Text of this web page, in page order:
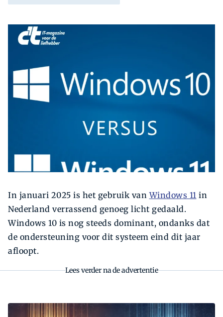
In januari 2025 is het gebruik vanWindows 11 in
Nederland verrassend genoeg licht gedaald.
Windows 10 is nog steeds dominant, ondanks dat
de ondersteuning voor dit systeem eind dit jaar
afloopt.
Lees verder na de advertentie